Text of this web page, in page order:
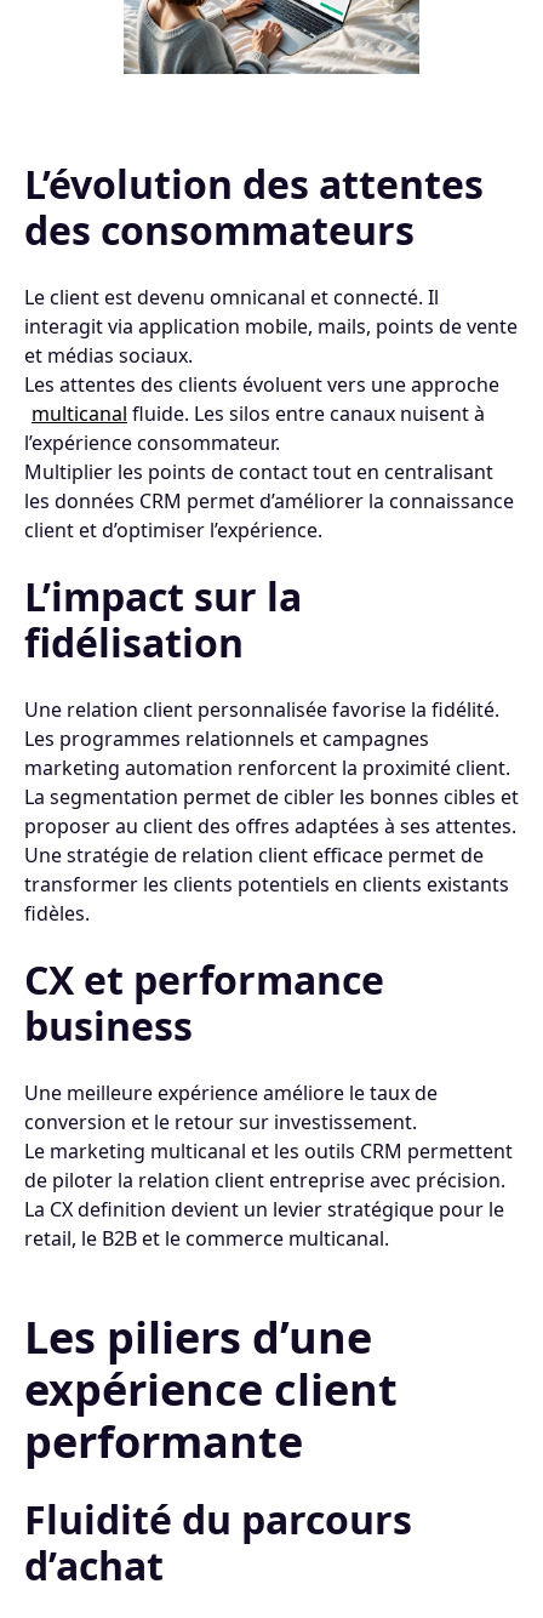
L’évolution des attentes
des consommateurs
Le client est devenu omnicanal et connecté. Il
interagit via application mobile, mails, points de vente
et médias sociaux.
Les attentes des clients évoluent vers une approche
multicanal fluide. Les silos entre canaux nuisent à
l’expérience consommateur.
Multiplier les points de contact tout en centralisant
les données CRM permet d’améliorer la connaissance
client et d’optimiser l’expérience.
L’impact sur la
fidélisation
Une relation client personnalisée favorise la fidélité.
Les programmes relationnels et campagnes
marketing automation renforcent la proximité client.
La segmentation permet de cibler les bonnes cibles et
proposer au client des offres adaptées à ses attentes.
Une stratégie de relation client efficace permet de
transformer les clients potentiels en clients existants
fidèles.
CX et performance
business
Une meilleure expérience améliore le taux de
conversion et le retour sur investissement.
Le marketing multicanal et les outils CRM permettent
de piloter la relation client entreprise avec précision.
La CX definition devient un levier stratégique pour le
retail, le B2B et le commerce multicanal.
Les piliers d’une
expérience client
performante
Fluidité du parcours
d’achat